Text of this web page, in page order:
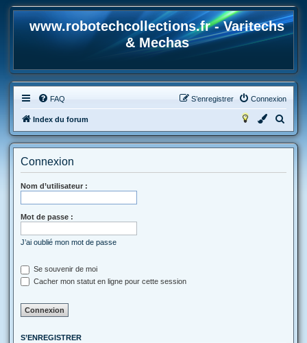
www.robotechcollections.fr - Varitechs
& Mechas
FAQ Connexion
S’enregistrer
Index du forum
e
Connexion
Nom d’utilisateur :
Mot de passe :
J’ai oublié mon mot de passe
Se souvenir de moi
Cacher mon statut en ligne pour cette session
S’ENREGISTRER